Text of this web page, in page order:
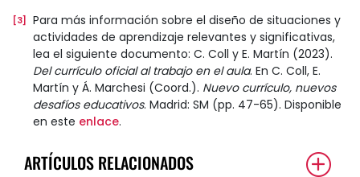
[3]
Para más información sobre el diseño de situaciones y
actividades de aprendizaje relevantes y significativas,
lea el siguiente documento: C. Coll y E. Martín (2023).
Del currículo oficial al trabajo en el aula. En C. Coll, E.
Martín y Á. Marchesi (Coord.). Nuevo currículo, nuevos
desafíos educativos. Madrid: SM (pp. 47-65). Disponible
en este enlace.
ARTÍCULOS RELACIONADOS